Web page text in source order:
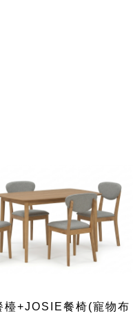
檯+JOSIE餐椅(寵物布